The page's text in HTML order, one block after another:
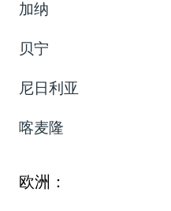
加纳
贝宁
尼日利亚
喀麦隆
欧洲：